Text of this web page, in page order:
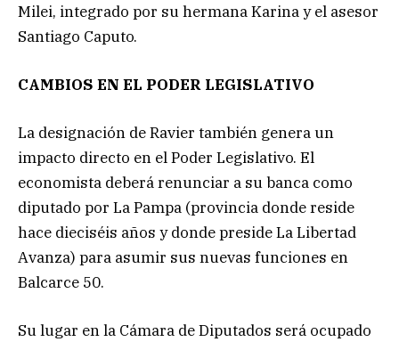
Milei, integrado por su hermana Karina y el asesor
Santiago Caputo.
CAMBIOS EN EL PODER LEGISLATIVO
La designación de Ravier también genera un
impacto directo en el Poder Legislativo. El
economista deberá renunciar a su banca como
diputado por La Pampa (provincia donde reside
hace dieciséis años y donde preside La Libertad
Avanza) para asumir sus nuevas funciones en
Balcarce 50.
Su lugar en la Cámara de Diputados será ocupado